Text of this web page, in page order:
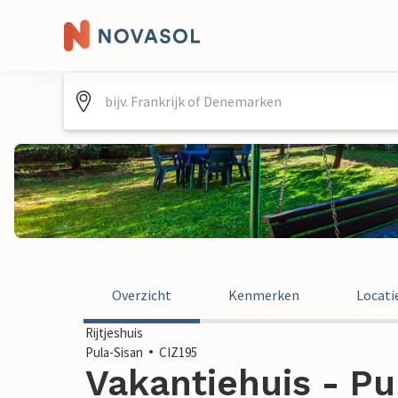
Overzicht Kenmerken
Rijtjeshuis
Pula-Sisan
CIZ195
Vakantiehuis -